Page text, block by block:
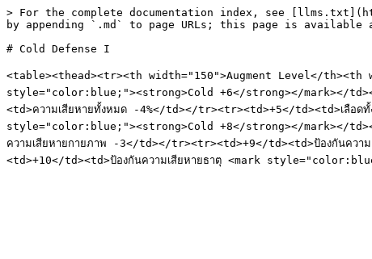
> For the complete documentation index, see
by appending `.md` to page URLs; this page is available
# Cold Defense I
<table><thead><tr><th width="150">Augment Level</th><th
style="color:blue;"><strong>Cold +6</strong></mark></
<td>ความเสียหายทั้งหมด -4%</td></tr><tr><td>+5</td><td>เลือ
style="color:blue;"><strong>Cold +8</strong></mark></
ความเสียหายกายภาพ -3</td></tr><tr><td>+9</td><td>ป้องกันค